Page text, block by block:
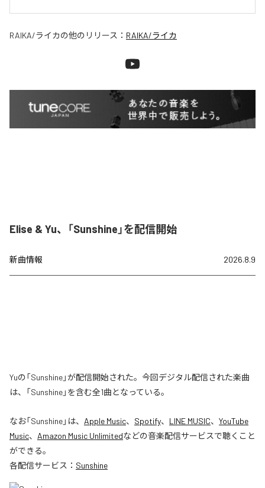
RAIKA/ライカの他のリリース： RAIKA/ライカ
Elise & Yu、「Sunshine」を配信開始
新曲情報 2026.8.9
Yuの「Sunshine」が配信開始された。今回デジタル配信された楽曲
は、「Sunshine」を含む全1曲となっている。
なお「Sunshine」は、 Apple Music、 Spotify、 LINE MUSIC、 YouTube
Music、 Amazon Music Unlimitedなどの音楽配信サービスで聴くこと
ができる。
各配信サービス： Sunshine